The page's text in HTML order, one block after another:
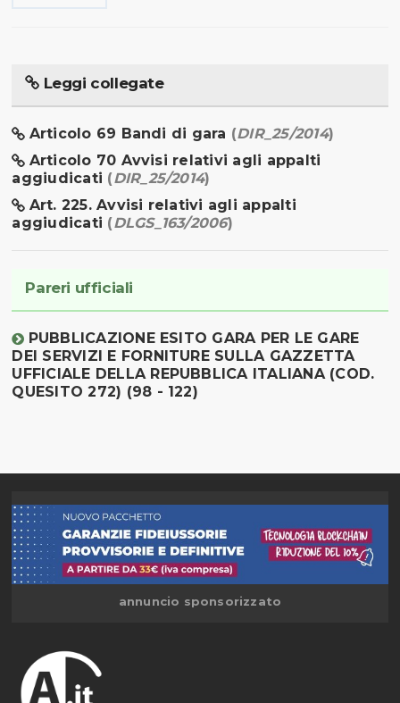
Leggi collegate
Articolo 69 Bandi di gara (DIR_25/2014)
Articolo 70 Avvisi relativi agli appalti
aggiudicati (DIR_25/2014)
Art. 225. Avvisi relativi agli appalti
aggiudicati (DLGS_163/2006)
Pareri ufficiali
PUBBLICAZIONE ESITO GARA PER LE GARE
DEI SERVIZI E FORNITURE SULLA GAZZETTA
UFFICIALE DELLA REPUBBLICA ITALIANA (COD.
QUESITO 272) (98 - 122)
annuncio sponsorizzato